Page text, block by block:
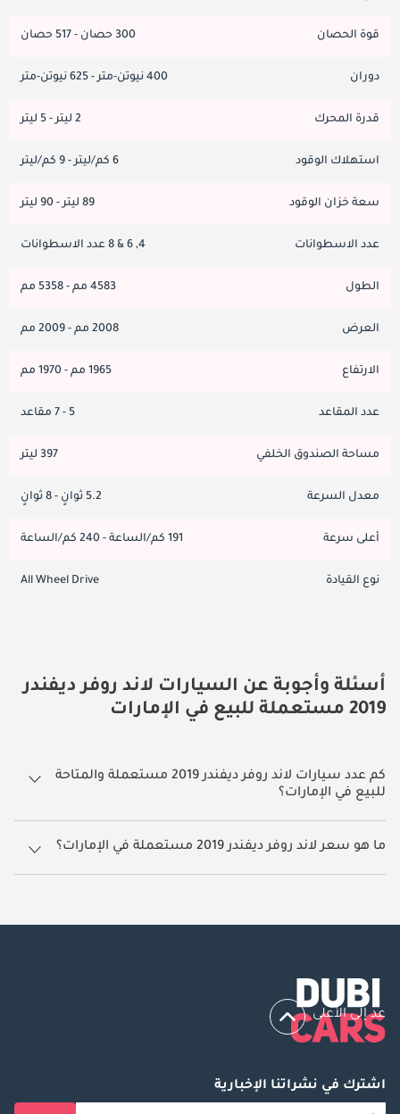
قوة الحصان 300 حصان - 517 حصان
دوران 400 نيوتن-متر - 625 نيوتن-متر
قدرة المحرك 2 ليتر - 5 ليتر
استهلاك الوقود 6 كم/ليتر - 9 كم/ليتر
سعة خزان الوقود 89 ليتر - 90 ليتر
عدد الاسطوانات 4, 6 & 8 عدد الاسطوانات
الطول 4583 مم - 5358 مم
العرض 2008 مم - 2009 مم
الارتفاع 1965 مم - 1970 مم
عدد المقاعد 5 - 7 مقاعد
مساحة الصندوق الخلفي 397 ليتر
معدل السرعة 5.2 ثوانٍ - 8 ثوانٍ
أعلى سرعة 191 كم/الساعة - 240 كم/الساعة
نوع القيادة All Wheel Drive
أسئلة وأجوبة عن السيارات لاند روفر ديفندر
2019 مستعملة للبيع في الإمارات
كم عدد سيارات لاند روفر ديفندر 2019 مستعملة والمتاحة
للبيع في الإمارات؟
1 سيارة لاند روفر ديفندر 2019 مستعملة متوفرة للبيع في الإمارات.
ما هو سعر لاند روفر ديفندر 2019 مستعملة في الإمارات؟
يبدأ سعر سيارة لاند روفر ديفندر 2019 مستعملة في الإمارات 79,000.
عد إلى الأعلى
اشترك في نشراتنا الإخبارية